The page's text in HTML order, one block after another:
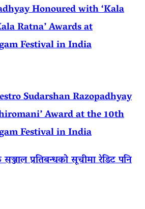
Honoured with ‘Kala
Ratna’ Awards at
Festival in India
Sudarshan Razopadhyay
Award at the 10th
Festival in India
प्रतिबन्धको सूचीमा रेडिट पनि